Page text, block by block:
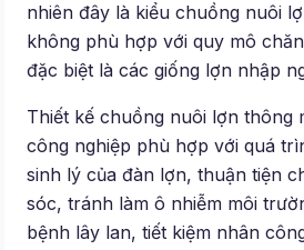
nhiên đây là kiểu chuồng nuôi
không phù hợp với quy mô
đặc biệt là các giống lợn nhập
Thiết kế chuồng nuôi lợn thông
công nghiệp phù hợp với quá
sinh lý của đàn lợn, thuận tiện
sóc, tránh làm ô nhiễm môi
bệnh lây lan, tiết kiệm nhân